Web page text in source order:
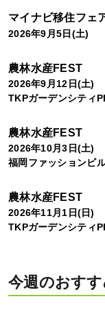
マイナビ移住フェ
2026年9月5日(土)
農林水産FEST
2026年9月12日(土)
TKPガーデンシティ
農林水産FEST
2026年10月3日(土)
福岡ファッションビ
農林水産FEST
2026年11月1日(日)
TKPガーデンシティ
今週のおす